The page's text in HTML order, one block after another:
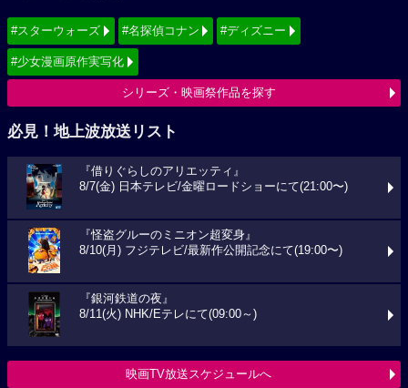
#スターウォーズ #名探偵コナン #ディズニー
#少女漫画原作実写化
シリーズ・映画祭作品を探す
必見！地上波放送リスト
『借りぐらしのアリエッティ』
8/7(金) 日本テレビ/金曜ロードショーにて(21:00〜)
『怪盗グルーのミニオン超変身』
8/10(月) フジテレビ/最新作公開記念にて(19:00〜)
『銀河鉄道の夜』
8/11(火) NHK/Eテレにて(09:00～)
映画TV放送スケジュールへ